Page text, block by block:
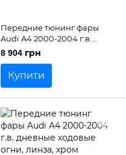
Передние тюнинг фары
Audi A4 2000-2004 г.в.
ангельские глазки, линза,
8 904 грн
Купити